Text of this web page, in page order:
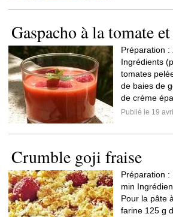
Gaspacho à la tomate
Préparation :
Ingrédients
tomates
de baies de
de crème
Publié le 19
Crumble goji fraise
Préparation :
min
Pour la pâte
farine 125 g